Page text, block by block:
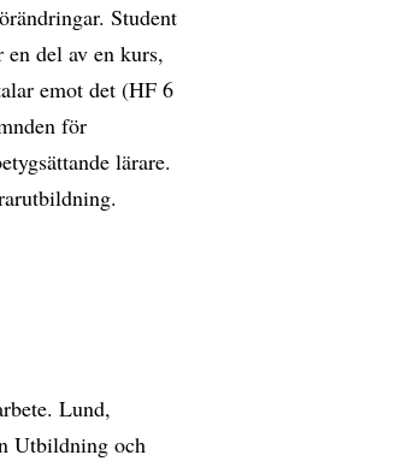
Student
del av en kurs,
emot det (HF 6
för
lärare.
Lund,
Utbildning och